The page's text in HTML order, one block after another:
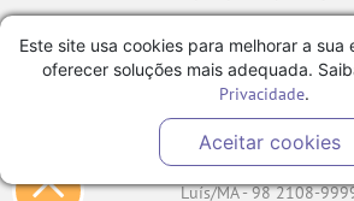
A violação de qualquer direito
responsabilização cível e criminal
POTIGUAR MATERIAIS DE
06.778.591/0001-09 - Rua Caminho da
Luís/MA - 98 2108-
Este site usa cookies para melhorar a
oferecer soluções mais adequada.
Privacidade.
Aceitar cookies